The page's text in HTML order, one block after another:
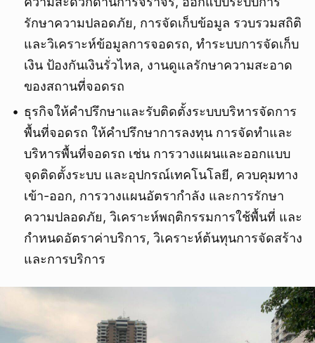
รักษาความปลอดภัย, การจัดเก็บข้อมูล รวบรวมสถิติ
และวิเคราะห์ข้อมูลการจอดรถ, ทำระบบการจัดเก็บ
เงิน ป้องกันเงินรั่วไหล, งานดูแลรักษาความสะอาด
ของสถานที่จอดรถ
ธุรกิจให้คำปรึกษาและรับติดตั้งระบบบริหารจัดการ
พื้นที่จอดรถ ให้คำปรึกษาการลงทุน การจัดทำและ
บริหารพื้นที่จอดรถ เช่น การวางแผนและออกแบบ
จุดติดตั้งระบบ และอุปกรณ์เทคโนโลยี, ควบคุมทาง
เข้า-ออก, การวางแผนอัตรากำลัง และการรักษา
ความปลอดภัย, วิเคราะห์พฤติกรรมการใช้พื้นที่ และ
กำหนดอัตราค่าบริการ, วิเคราะห์ต้นทุนการจัดสร้าง
และการบริการ